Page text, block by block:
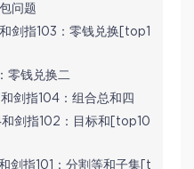
问题
剑指103：零钱兑换[top1
零钱兑换二
剑指104：组合总和四
剑指102：目标和[top10
剑指101：分割等和子集[t